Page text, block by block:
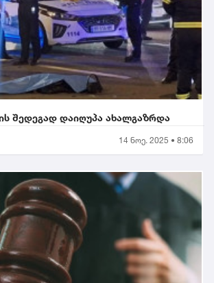
შედეგად დაიღუპა ახალგაზრდა
14 ნოე. 2025 • 8:06